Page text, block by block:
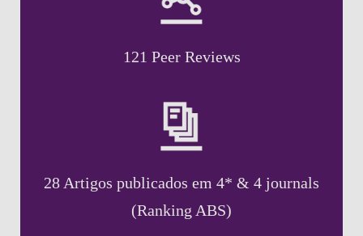
121 Peer Reviews
28 Artigos publicados em 4* & 4 journals
(Ranking ABS)